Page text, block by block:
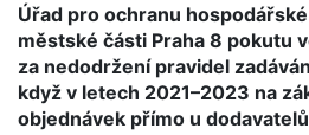
Úřad pro ochranu
městské části Praha 8 pokutu
za nedodržení pravidel
když v letech 2021–2023 na
objednávek přímo u